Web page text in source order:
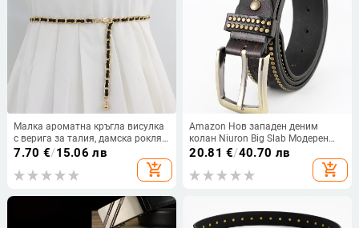
Малка ароматна кръгла висулка
с верига за талия, дамска рокля,
декоративен колан за костюм,
носещ PU верига, поколение коса
7.70 €/15.06 лв
add_shopping_cart
Amazon Нов западен деним
колан Niuron Big Slab Модерен
ретро мъжки пънк PU колан
20.81 €/40.70 лв
add_shopping_cart